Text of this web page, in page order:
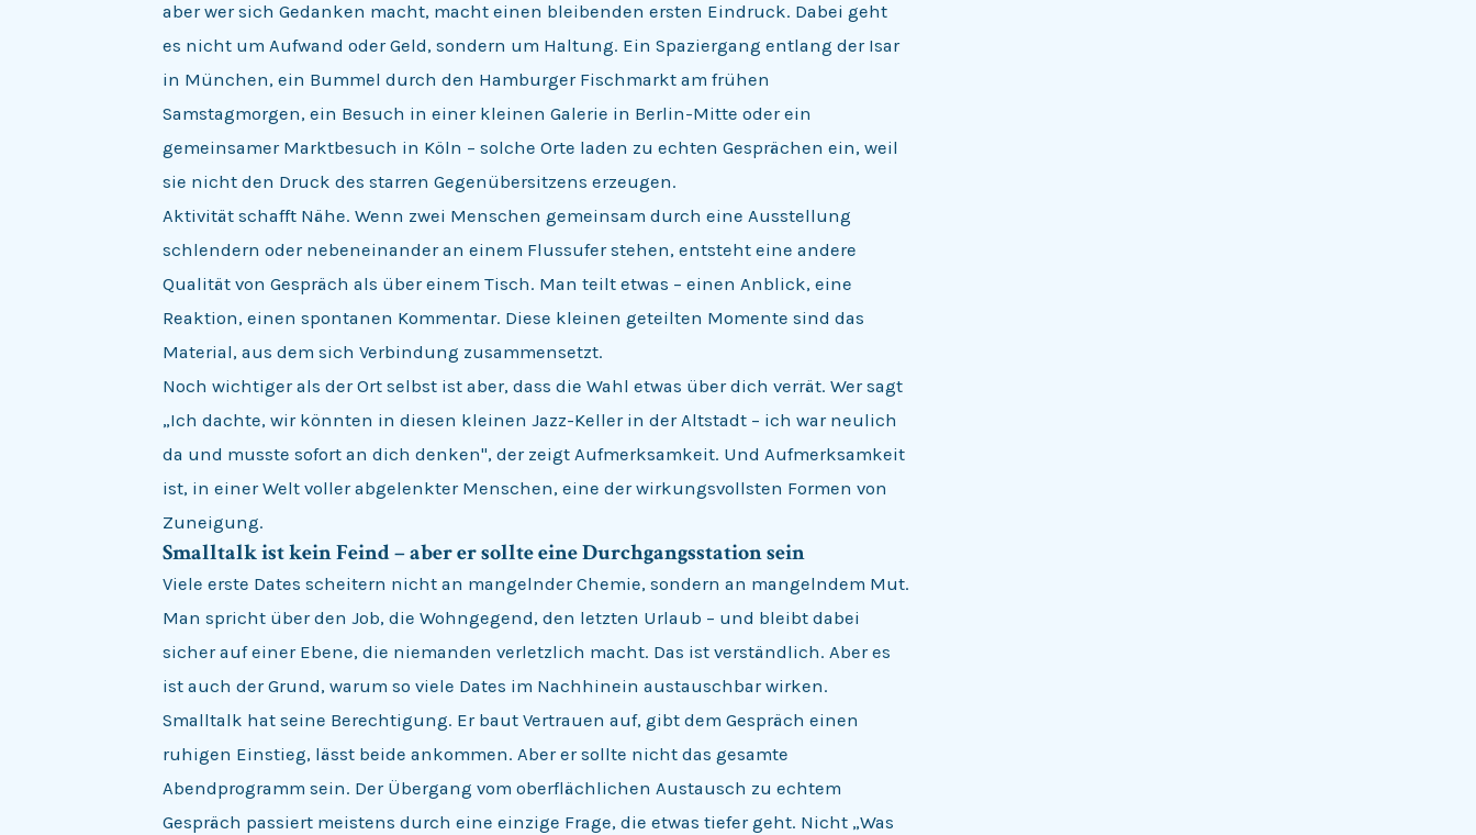
aber wer sich Gedanken macht, macht einen bleibenden ersten Eindruck. Dabei geht
es nicht um Aufwand oder Geld, sondern um Haltung. Ein Spaziergang entlang der Isar
in München, ein Bummel durch den Hamburger Fischmarkt am frühen
Samstagmorgen, ein Besuch in einer kleinen Galerie in Berlin-Mitte oder ein
gemeinsamer Marktbesuch in Köln – solche Orte laden zu echten Gesprächen ein, weil
sie nicht den Druck des starren Gegenübersitzens erzeugen.
Aktivität schafft Nähe. Wenn zwei Menschen gemeinsam durch eine Ausstellung
schlendern oder nebeneinander an einem Flussufer stehen, entsteht eine andere
Qualität von Gespräch als über einem Tisch. Man teilt etwas – einen Anblick, eine
Reaktion, einen spontanen Kommentar. Diese kleinen geteilten Momente sind das
Material, aus dem sich Verbindung zusammensetzt.
Noch wichtiger als der Ort selbst ist aber, dass die Wahl etwas über dich verrät. Wer sagt
„Ich dachte, wir könnten in diesen kleinen Jazz-Keller in der Altstadt – ich war neulich
da und musste sofort an dich denken", der zeigt Aufmerksamkeit. Und Aufmerksamkeit
ist, in einer Welt voller abgelenkter Menschen, eine der wirkungsvollsten Formen von
Zuneigung.
Smalltalk ist kein Feind – aber er sollte eine Durchgangsstation sein
Viele erste Dates scheitern nicht an mangelnder Chemie, sondern an mangelndem Mut.
Man spricht über den Job, die Wohngegend, den letzten Urlaub – und bleibt dabei
sicher auf einer Ebene, die niemanden verletzlich macht. Das ist verständlich. Aber es
ist auch der Grund, warum so viele Dates im Nachhinein austauschbar wirken.
Smalltalk hat seine Berechtigung. Er baut Vertrauen auf, gibt dem Gespräch einen
ruhigen Einstieg, lässt beide ankommen. Aber er sollte nicht das gesamte
Abendprogramm sein. Der Übergang vom oberflächlichen Austausch zu echtem
Gespräch passiert meistens durch eine einzige Frage, die etwas tiefer geht. Nicht „Was